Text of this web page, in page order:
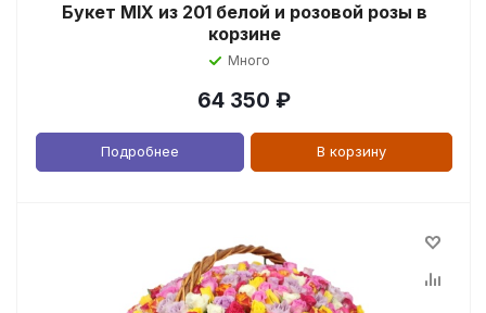
Букет MIX из 201 белой и розовой розы в
корзине
Много
64 350 ₽
Подробнее В корзину